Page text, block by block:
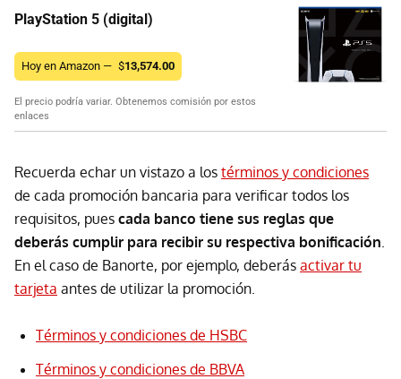
PlayStation 5 (digital)
Hoy en Amazon — $13,574.00
El precio podría variar. Obtenemos comisión por estos
enlaces
Recuerda echar un vistazo a los términos y condiciones
de cada promoción bancaria para verificar todos los
requisitos, pues cada banco tiene sus reglas que
deberás cumplir para recibir su respectiva bonificación
En el caso de Banorte, por ejemplo, deberás activar tu
tarjeta antes de utilizar la promoción.
Términos y condiciones de HSBC
Términos y condiciones de BBVA